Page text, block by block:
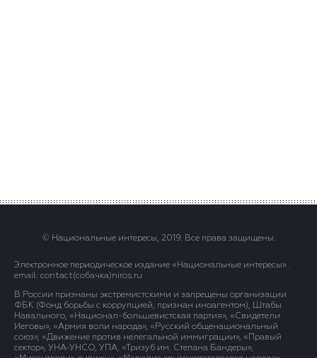
© Национальные интересы, 2019. Все права защищены.
Электронное периодическое издание «Национальные интересы» .
email: contact(сoбaчка)niros.ru
В России признаны экстремистскими и запрещены организации
ФБК (Фонд борьбы с коррупцией, признан иноагентом), Штабы
Навального, «Национал-большевистская партия», «Свидетели
Иеговы», «Армия воли народа», «Русский общенациональный
союз», «Движение против нелегальной иммиграции», «Правый
сектор», УНА-УНСО, УПА, «Тризуб им. Степана Бандеры»,